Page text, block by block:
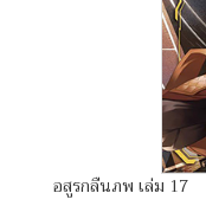
อสูรกลืนภพ เล่ม 17